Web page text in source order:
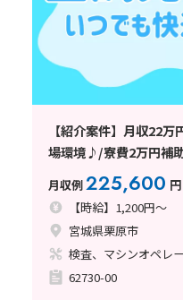
【紹介案件】月収22
場環境♪/寮費2万円補
大歓迎です★
月収例225,600 円
【時給】1,200円～
宮城県栗原市
検査、マシンオペレ
62730-00